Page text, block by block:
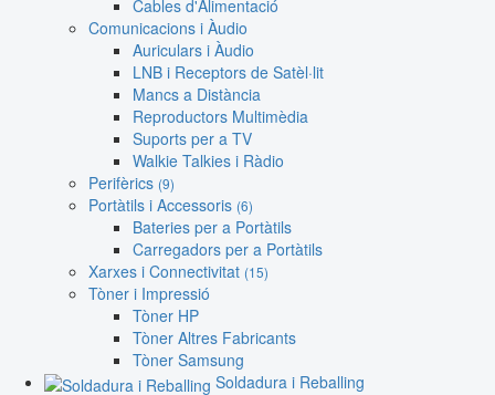
Cables d'Alimentació
Comunicacions i Àudio
Auriculars i Àudio
LNB i Receptors de Satèl·lit
Mancs a Distància
Reproductors Multimèdia
Suports per a TV
Walkie Talkies i Ràdio
Perifèrics (9)
Portàtils i Accessoris (6)
Bateries per a Portàtils
Carregadors per a Portàtils
Xarxes i Connectivitat (15)
Tòner i Impressió
Tòner HP
Tòner Altres Fabricants
Tòner Samsung
Soldadura i Reballing